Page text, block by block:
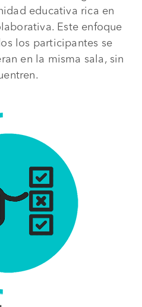
educativa rica en
Este enfoque
los participantes se
en la misma sala, sin